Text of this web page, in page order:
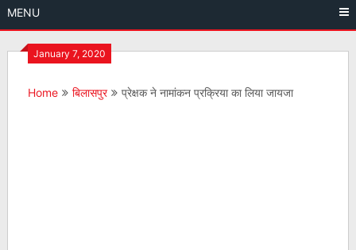
MENU
January 7, 2020
Home बिलासपुर प्रेक्षक ने नामांकन प्रक्रिया का लिया जायजा